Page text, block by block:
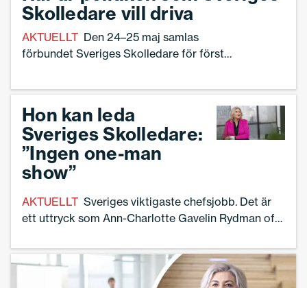
Skolledare.
Skolledare vill driva
AKTUELLT Den 24–25 maj samlas
förbundet Sveriges Skolledare för första
Konferens i Stockholm. Nu ska
hela skolans framtid.
Hon kan leda
Sveriges Skolledare:
”Ingen one-man
show”
AKTUELLT Sveriges viktigaste chefsjobb. Det är
ett uttryck som Ann-Charlotte Gavelin Rydman ofta
skolledare. Nu föreslår en enig valberedning att hon
ska bli ordförande för Sveriges Skolledare när
förbundet samlas till sin allra första kongress. – Det